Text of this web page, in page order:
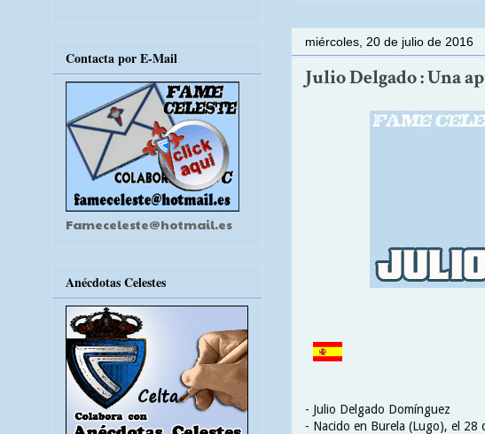
miércoles, 20 de julio de 2016
Julio Delgado : Una
- Julio Delgado Domínguez
- Nacido en Burela (Lugo), el 28
Contacta por E-Mail
Fameceleste@hotmail.es
Anécdotas Celestes